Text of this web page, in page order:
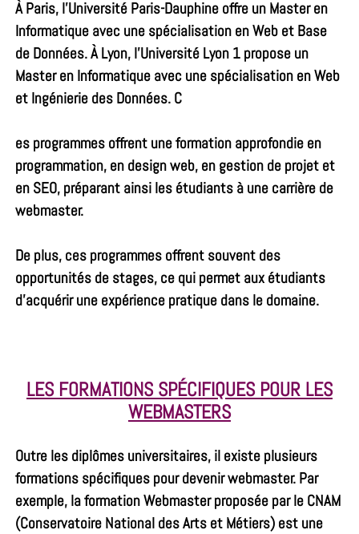
À Paris, l’Université Paris-Dauphine offre un Master en
Informatiqueavec une spécialisation en Web et Base
de Données. À Lyon, l’Université Lyon 1 propose un
Master en Informatique avec une spécialisation en Web
et Ingénierie des Données. C
es programmes offrent une formation approfondie en
programmation, en design web, en gestion de projetet
en SEO, préparant ainsi les étudiants à une carrière de
webmaster.
De plus, ces programmes offrent souvent des
opportunités de stages, ce qui permet aux étudiants
d’acquérir une expérience pratique dans le domaine.
LES FORMATIONS SPÉCIFIQUES POUR LES
WEBMASTERS
Outre les diplômes universitaires, il existe plusieurs
formations spécifiques pour devenir webmaster. Par
exemple, la formation Webmaster proposée par le CNAM
(Conservatoire National des Arts et Métiers) est une